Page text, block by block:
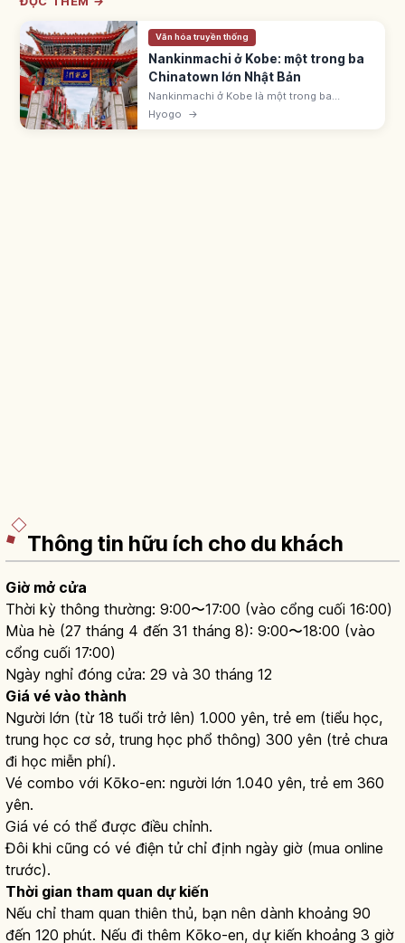
Văn hóa truyền thống
Nankinmachi ở Kobe: một trong ba
Chinatown lớn Nhật Bản
Nankinmachi ở Kobe là một trong ba
Chinatown lớn Nhật Bản, có hơn 100 cửa
hàng. Phát triển từ khi cảng Kobe mở 1868.
Hyogo →
Thông tin hữu ích cho du khách
Giờ mở cửa
Thời kỳ thông thường: 9:00〜17:00 (vào cổng cuối 16:00)
Mùa hè (27 tháng 4 đến 31 tháng 8): 9:00〜18:00 (vào
cổng cuối 17:00)
Ngày nghỉ đóng cửa: 29 và 30 tháng 12
Giá vé vào thành
Người lớn (từ 18 tuổi trở lên) 1.000 yên, trẻ em (tiểu học,
trung học cơ sở, trung học phổ thông) 300 yên (trẻ chưa
đi học miễn phí).
Vé combo với Kōko-en: người lớn 1.040 yên, trẻ em 360
yên.
Giá vé có thể được điều chỉnh.
Đôi khi cũng có vé điện tử chỉ định ngày giờ (mua online
trước).
Thời gian tham quan dự kiến
Nếu chỉ tham quan thiên thủ, bạn nên dành khoảng 90
đến 120 phút. Nếu đi thêm Kōko-en, dự kiến khoảng 3 giờ